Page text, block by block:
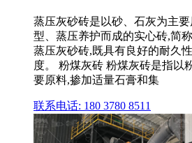
蒸压灰砂砖是以砂、石灰为主
型、蒸压养护而成的实心砖,简
蒸压灰砂砖,既具有良好的耐久
度。 粉煤灰砖 粉煤灰砖是指以
要原料,掺加适量石膏和集
联系电话: 180 3780 8511